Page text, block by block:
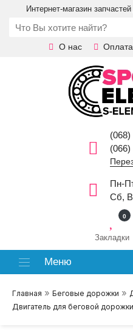
Интернет-магазин
О нас
(068)
(066)
Пн-
Сб,
Закладки
0
Меню
Главная » Беговые дорожки »
Двигатель для беговой